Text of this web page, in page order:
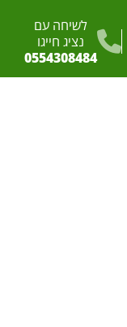
לשיחה עם
נציג חייגו
0554308484